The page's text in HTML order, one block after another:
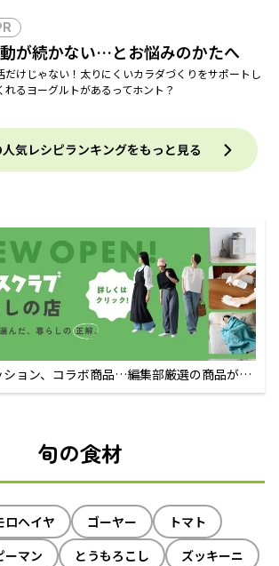
が続かない…とお悩みのかたへ
だけじゃない！太りにくいカラダづくりをサポートし
れるヨーグルトがあるってホント？
気レシピランキングをもっと見る
ション、コラボ商品…編集部厳選の商品が買
旬の食材
ロヘイヤ ゴーヤー
トマト
ーマン とうもろこし ズッキーニ